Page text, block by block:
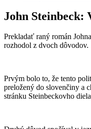
John Steinbeck:
Prekladať raný román
rozhodol z dvoch dôvodov.
Prvým bolo to, že tento
preložený do slovenčiny a
stránku Steinbeckovho